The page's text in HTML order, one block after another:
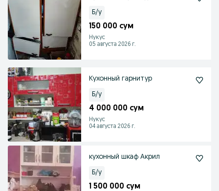
Б/у
150 000 сум
Нукус
05 августа 2026 г.
Кухонный гарнитур
Б/у
4 000 000 сум
Нукус
04 августа 2026 г.
кухонный шкаф Акрил
Б/у
1 500 000 сум